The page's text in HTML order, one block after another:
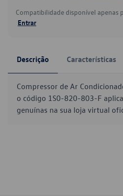
Compatibilidade disponível apenas
Entrar
Descrição Características
Compressor de Ar
o código 1S0-820-803-F
genuínas na sua loja virtual